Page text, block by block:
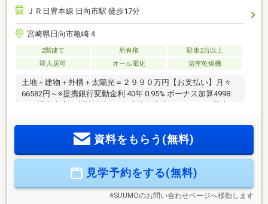
ＪＲ日豊本線 日向市駅 徒歩17分
宮崎県日向市亀崎４
2階建て 所有権
駐車2台以上
即入居可
オール電化 浴室乾燥機
土地＋建物＋外構＋太陽光＝２９９０万円【お支払い】月々
66582円～※提携銀行変動金利 40年 0.95% ボーナス加算49980
ローゼット・シューズクローク・全居室クローゼット）でお
部屋が片付く！◆太陽光4.3ｋｗ標準装備とオール電化で月々
安くなる！ご見学できます。お住まいのこともご相談くださ
い。【TEL 0995-55-5510】
資料をもらう(無料)
見学予約をする(無料)
※SUUMOのお問い合わせページへ移動します